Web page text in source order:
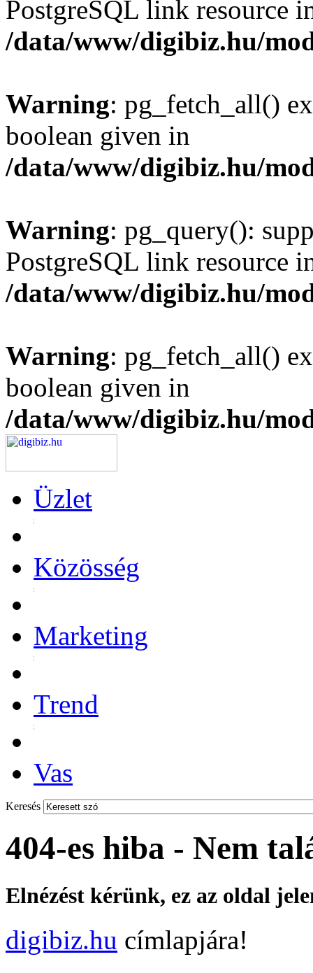
PostgreSQL link resource
/data/www/digibiz.hu/
Warning: pg_fetch_all()
boolean given in
/data/www/digibiz.hu/
Warning: pg_query():
PostgreSQL link resource
/data/www/digibiz.hu/
Warning: pg_fetch_all()
boolean given in
/data/www/digibiz.hu/
Üzlet
Közösség
Marketing
Trend
Vas
Keresés
404-es hiba - Nem
Elnézést kérünk, ez az oldal
digibiz.hu címlapjára!